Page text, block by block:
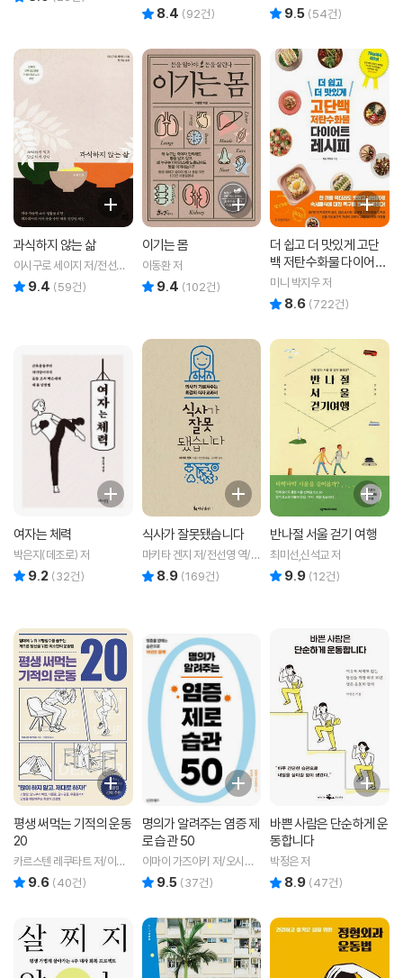
민 역8.4 (92건) 9.5 (54건)
과식하지 않는 삶
이시구로 세이지 저/전선영
역 9.4 (59건)
이기는 몸
이동환 저
9.4 (102건)
더 쉽고 더 맛있게 고단
백 저탄수화물 다이어트
레시피
미니 박지우 저
8.6 (722건)
여자는 체력
박은지(데조로) 저
9.2 (32건)
식사가 잘못됐습니다
마키타 겐지 저/전선영 역/강
재헌 감수
8.9 (169건)
반나절 서울 걷기 여행
최미선,신석교 저
9.9 (12건)
평생 써먹는 기적의 운동
20
카르스텐 레쿠타트 저/이은
미 역9.6 (40건)
명의가 알려주는 염증 제
로 습관 50
이마이 가즈아키 저/오시연
역 9.5 (37건)
바쁜 사람은 단순하게 운
동합니다
박정은 저
8.9 (47건)